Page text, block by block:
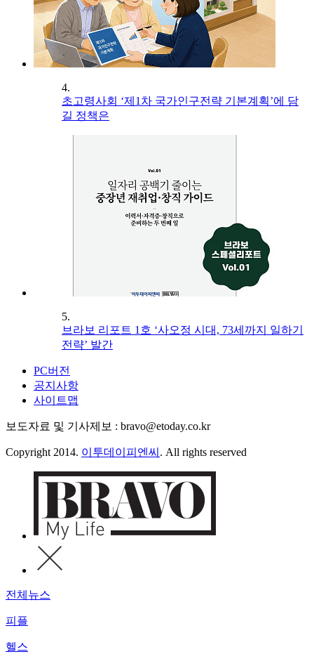
4.
초고령사회 ‘제1차 국가인구전략 기본계획’에 담
길 정책은
5.
브라보 리포트 1호 ‘사오정 시대, 73세까지 일하기
전략’ 발간
PC버전
공지사항
사이트맵
보도자료 및 기사제보 : bravo@etoday.co.kr
Copyright 2014. 이투데이피엔씨 . All rights reserved
전체뉴스
피플
헬스